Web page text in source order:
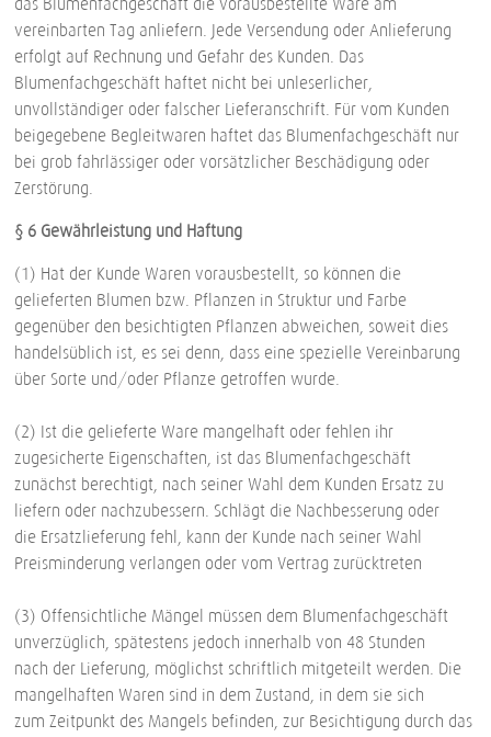
das Blumenfachgeschäft die vorausbestellte Ware am
vereinbarten Tag anliefern. Jede Versendung oder Anlieferung
erfolgt auf Rechnung und Gefahr des Kunden. Das
Blumenfachgeschäft haftet nicht bei unleserlicher,
unvollständiger oder falscher Lieferanschrift. Für vom Kunden
beigegebene Begleitwaren haftet das Blumenfachgeschäft nur
bei grob fahrlässiger oder vorsätzlicher Beschädigung oder
Zerstörung.
§ 6 Gewährleistung und Haftung
(1) Hat der Kunde Waren vorausbestellt, so können die
gelieferten Blumen bzw. Pflanzen in Struktur und Farbe
gegenüber den besichtigten Pflanzen abweichen, soweit dies
handelsüblich ist, es sei denn, dass eine spezielle Vereinbarung
über Sorte und/oder Pflanze getroffen wurde.
(2) Ist die gelieferte Ware mangelhaft oder fehlen ihr
zugesicherte Eigenschaften, ist das Blumenfachgeschäft
zunächst berechtigt, nach seiner Wahl dem Kunden Ersatz zu
liefern oder nachzubessern. Schlägt die Nachbesserung oder
die Ersatzlieferung fehl, kann der Kunde nach seiner Wahl
Preisminderung verlangen oder vom Vertrag zurücktreten
(3) Offensichtliche Mängel müssen dem Blumenfachgeschäft
unverzüglich, spätestens jedoch innerhalb von 48 Stunden
nach der Lieferung, möglichst schriftlich mitgeteilt werden. Die
mangelhaften Waren sind in dem Zustand, in dem sie sich
zum Zeitpunkt des Mangels befinden, zur Besichtigung durch das